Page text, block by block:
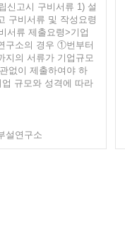
신고시 구비서류 1) 설
구비서류 및 작성요령
서류 제출요령>기업
구소의 경우 ①번부터
지의 서류가 기업규모
없이 제출하여야 하
업 규모와 성격에 따라
설연구소